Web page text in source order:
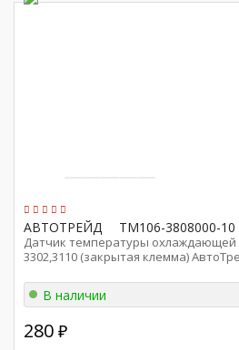
АВТОТРЕЙД ТМ106-3808000-10
Датчик температуры охлаждающей
3302,3110 (закрытая клемма)
В наличии
280 ₽